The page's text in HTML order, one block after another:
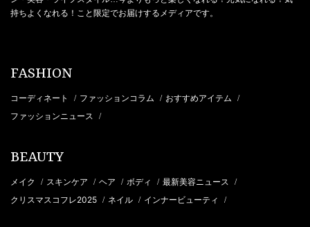
持ちよくなれる！こと限定でお届けするメディアです。
FASHION
コーディネート / ファッションコラム / おすすめアイテム /
ファッションニュース /
BEAUTY
メイク / スキンケア / ヘア / ボディ / 最新美容ニュース /
クリスマスコフレ2025 / ネイル / インナービューティ /